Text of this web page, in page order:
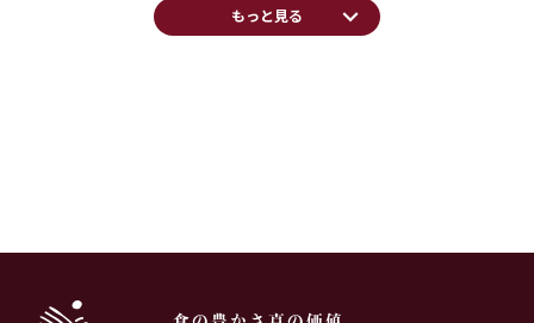
もっと見る keyboard_arrow_down